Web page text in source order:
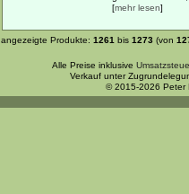
[mehr lesen]
angezeigte Produkte: 1261 bis 1273 (von
Alle Preise inklusive
Verkauf unter
© 2015-2026 Peter